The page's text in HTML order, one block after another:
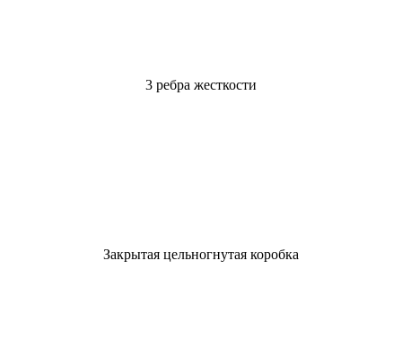
3 ребра жесткости
Закрытая цельногнутая коробка